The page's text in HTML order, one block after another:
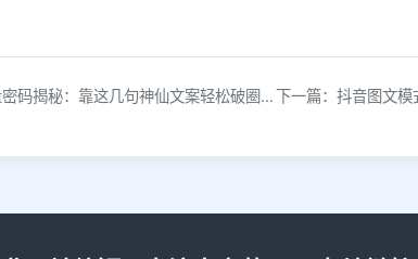
上一篇：短视频流量密码揭秘：靠这几句神仙文案轻松破圈！